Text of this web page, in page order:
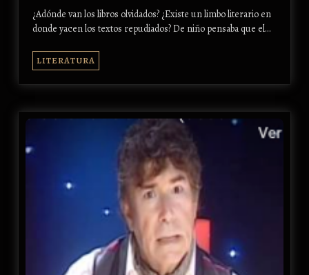
¿Adónde van los libros olvidados? ¿Existe un limbo literario en
donde yacen los textos repudiados? De niño pensaba que el…
LITERATURA